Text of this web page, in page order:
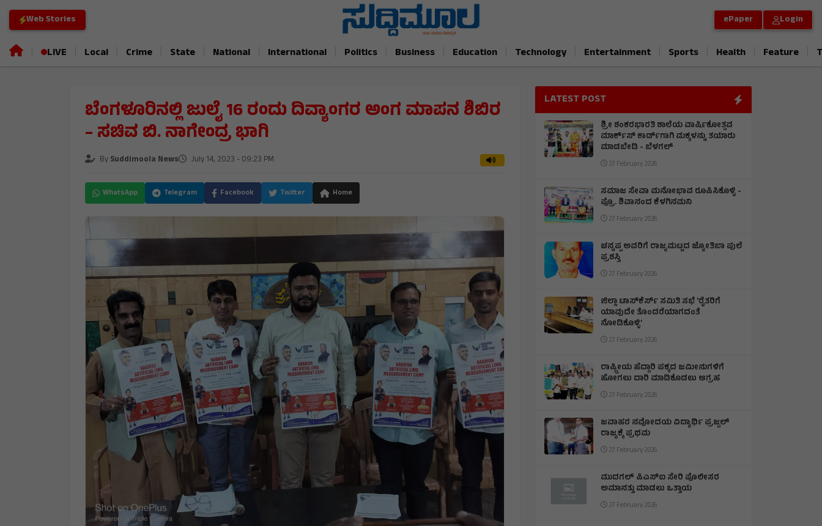
Web Stories ePaper Login
LIVE Local Crime State National International Politics Business Education Technology Entertainment Sports Health Feature
ಬೆಂಗಳೂರಿನಲ್ಲಿ ಜುಲೈ 16 ರಂದು ದಿವ್ಯಾಂಗರ ಅಂಗ ಮಾಪನ ಶಿಬಿರ
– ಸಚಿವ ಬಿ. ನಾಗೇಂದ್ರ ಭಾಗಿ
BySuddimoola News July 14, 2023 - 09:23 PM
WhatsApp Telegram Facebook Twitter Home
LATEST POST
ಶ್ರೀ ಶಂಕರಭಾರತಿ ಶಾಲೆಯ ವಾರ್ಷಿಕೋತ್ಸವ
ಮಾರ್ಕ್‌ಸ್‌ ಕಾರ್ಡ್‌ಗಾಗಿ ಮಕ್ಕಳನ್ನು ತಯಾರು
ಮಾಡಬೇಡಿ - ಬೆಳಗಲ್
27 February 2026
ಸಮಾಜ ಸೇವಾ ಮನೋಭಾವ ರೂಪಿಸಿಕೊಳ್ಳಿ -
ಪ್ರೊ. ಶಿವಾನಂದ ಕೆಳಗಿನಮನಿ
27 February 2026
ಚನ್ನಪ್ಪ ಅವರಿಗೆ ರಾಜ್ಯಮಟ್ಟದ ಜ್ಯೋತಿಬಾ ಪುಲೆ
ಪ್ರಶಸ್ತಿ
27 February 2026
ಜಿಲ್ಲಾ ಟಾಸ್‌‌ಕೆರ್ಸ್ ಸಮಿತಿ ಸಭೆ ‘ರೈತರಿಗೆ
ಯಾವುದೇ ತೊಂದರೆಯಾಗದಂತೆ
ನೋಡಿಕೊಳ್ಳಿ’
27 February 2026
ರಾಷ್ಟ್ರೀಯ ಹೆದ್ದಾರಿ ಪಕ್ಕದ ಜಮೀನುಗಳಿಗೆ
ಹೋಗಲು ದಾರಿ ಮಾಡಿಕೊಡಲು ಆಗ್ರಹ
27 February 2026
ಜವಾಹರ ನವೋದಯ ವಿದ್ಯಾರ್ಥಿ ಪ್ರಜ್ವಲ್
ರಾಜ್ಯಕ್ಕೆ ಪ್ರಥಮ
27 February 2026
ಮುದಗಲ್ ಪಿಎಸ್‌ಐ ಸೇರಿ ಪೊಲೀಸರ
ಅಮಾನತ್ತು ಮಾಡಲು ಒತ್ತಾಯ
27 February 2026